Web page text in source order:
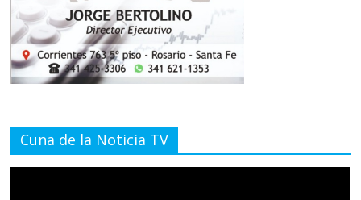
Cuna de la Noticia TV